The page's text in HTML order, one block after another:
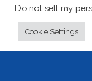
Do not sell my
Cookie Settings